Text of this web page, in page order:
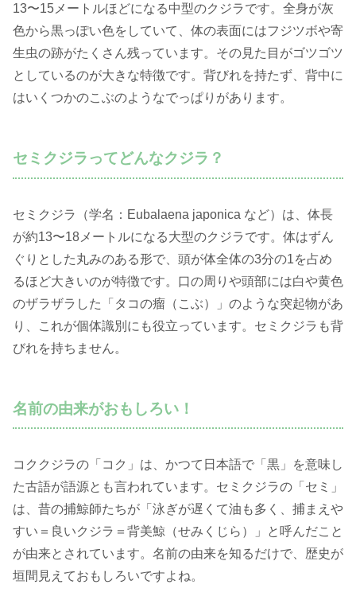
13〜15メートルほどになる中型のクジラです。全身が灰
色から黒っぽい色をしていて、体の表面にはフジツボや寄
生虫の跡がたくさん残っています。その見た目がゴツゴツ
としているのが大きな特徴です。背びれを持たず、背中に
はいくつかのこぶのようなでっぱりがあります。
セミクジラってどんなクジラ？
セミクジラ（学名：Eubalaena japonica など）は、体長
が約13〜18メートルになる大型のクジラです。体はずん
ぐりとした丸みのある形で、頭が体全体の3分の1を占め
るほど大きいのが特徴です。口の周りや頭部には白や黄色
のザラザラした「タコの瘤（こぶ）」のような突起物があ
り、これが個体識別にも役立っています。セミクジラも背
びれを持ちません。
名前の由来がおもしろい！
コククジラの「コク」は、かつて日本語で「黒」を意味し
た古語が語源とも言われています。セミクジラの「セミ」
は、昔の捕鯨師たちが「泳ぎが遅くて油も多く、捕まえや
すい＝良いクジラ＝背美鯨（せみくじら）」と呼んだこと
が由来とされています。名前の由来を知るだけで、歴史が
垣間見えておもしろいですよね。